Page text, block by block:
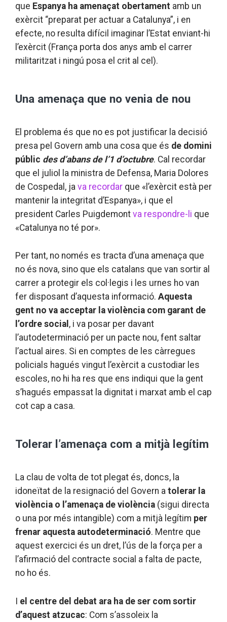
que Espanya ha amenaçat obertament amb un
exèrcit “preparat per actuar a Catalunya”, i en
efecte, no resulta difícil imaginar l’Estat enviant-hi
l’exèrcit (França porta dos anys amb el carrer
militaritzat i ningú posa el crit al cel).
Una amenaça que no venia de nou
El problema és que no es pot justificar la decisió
presa pel Govern amb una cosa que és de domini
públic des d’abans de l’1 d’octubre. Cal recordar
que el juliol la ministra de Defensa, Maria Dolores
de Cospedal, ja va recordar que «l’exèrcit està per
mantenir la integritat d’Espanya», i que el
president Carles Puigdemont va respondre-li que
«Catalunya no té por».
Per tant, no només es tracta d’una amenaça que
no és nova, sino que els catalans que van sortir al
carrer a protegir els col·legis i les urnes ho van
fer disposant d’aquesta informació. Aquesta
gent no va acceptar la violència com garant de
l’ordre social , i va posar per davant
l’autodeterminació per un pacte nou, fent saltar
l’actual aires. Si en comptes de les càrregues
policials hagués vingut l’exèrcit a custodiar les
escoles, no hi ha res que ens indiqui que la gent
s’hagués empassat la dignitat i marxat amb el cap
cot cap a casa.
Tolerar l’amenaça com a mitjà legítim
La clau de volta de tot plegat és, doncs, la
idoneïtat de la resignació del Govern a tolerar la
violència o l’amenaça de violència (sigui directa
o una por més intangible) com a mitjà legítim per
frenar aquesta autodeterminació. Mentre que
aquest exercici és un dret, l’ús de la força per a
l’afirmació del contracte social a falta de pacte,
no ho és.
el centre del debat ara ha de ser com sortir
d’aquest atzucac: Com s’assoleix la